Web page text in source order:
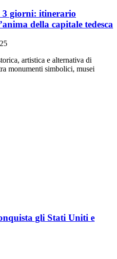
3 giorni: itinerario
della capitale tedesca
artistica e alternativa di
monumenti simbolici, musei
gli Stati Uniti e